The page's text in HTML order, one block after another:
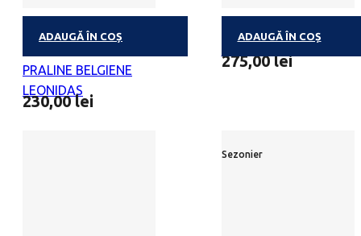
ADAUGĂ ÎN COȘ
PRALINE BELGIENE
LEONIDAS
230,00lei
ADAUGĂ ÎN COȘ
275,00lei
Sezonier